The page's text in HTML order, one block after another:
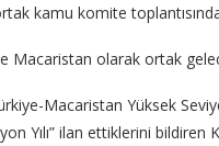
kamu komite
Macaristan olarak ortak
Macaristan Yüksek
Yılı” ilan ettiklerini bildiren